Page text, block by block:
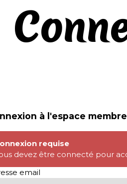
à l'espace membre
requise
devez être connecté pour
email